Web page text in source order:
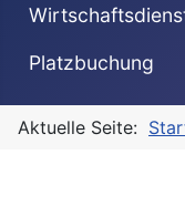
Platzbuchung
Aktuelle Seite: